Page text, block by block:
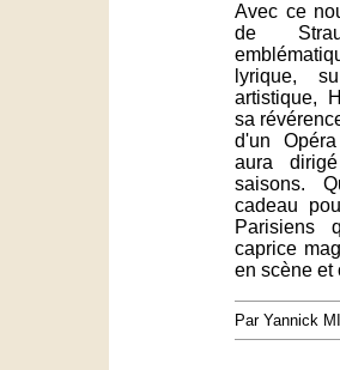
Avec ce
de
lyrique,
artistique,
sa
d'un
aura
saisons.
cadeau
Parisiens
caprice
en scène et
Par Yannick